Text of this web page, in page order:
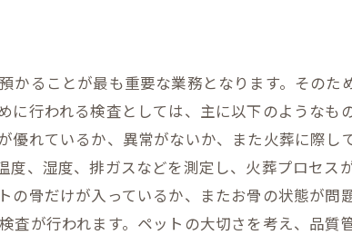
かることが最も重要な業務となります。その
行われる検査としては、主に以下のようなも
優れているか、異常がないか、また火葬に際
、湿度、排ガスなどを測定し、火葬プロセス
骨だけが入っているか、またお骨の状態が問
査が行われます。ペットの大切さを考え、品